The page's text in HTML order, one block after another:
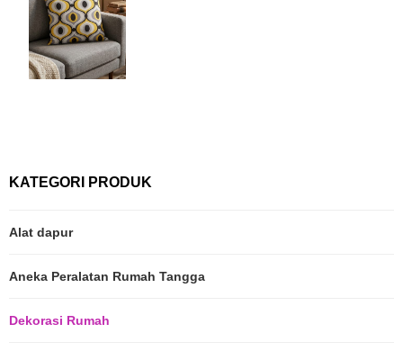
KATEGORI PRODUK
Alat dapur
Aneka Peralatan Rumah Tangga
Dekorasi Rumah